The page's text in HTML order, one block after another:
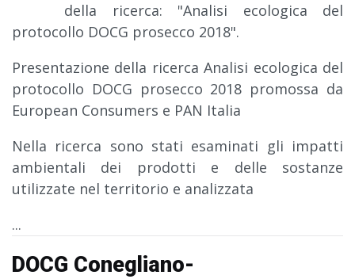
della ricerca: "Analisi ecologica del
protocollo DOCG prosecco 2018".
Presentazione della ricerca Analisi ecologica del
protocollo DOCG prosecco 2018 promossa da
European Consumers e PAN Italia
Nella ricerca sono stati esaminati gli impatti
ambientali dei prodotti e delle sostanze
utilizzate nel territorio e analizzata
...
DOCG Conegliano-